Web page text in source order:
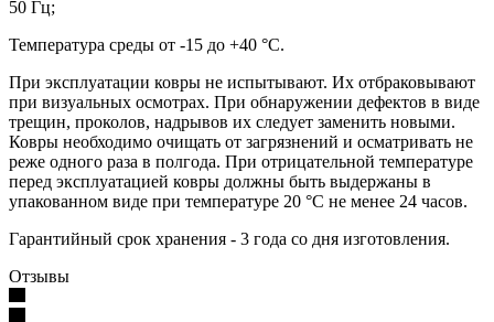
50 Гц;
Температура среды от -15 до +40 °С.
При эксплуатации ковры не испытывают. Их отбраковывают
при визуальных осмотрах. При обнаружении дефектов в виде
трещин, проколов, надрывов их следует заменить новыми.
Ковры необходимо очищать от загрязнений и осматривать не
реже одного раза в полгода. При отрицательной температуре
перед эксплуатацией ковры должны быть выдержаны в
упакованном виде при температуре 20 °С не менее 24 часов.
Гарантийный срок хранения - 3 года со дня изготовления.
Отзывы